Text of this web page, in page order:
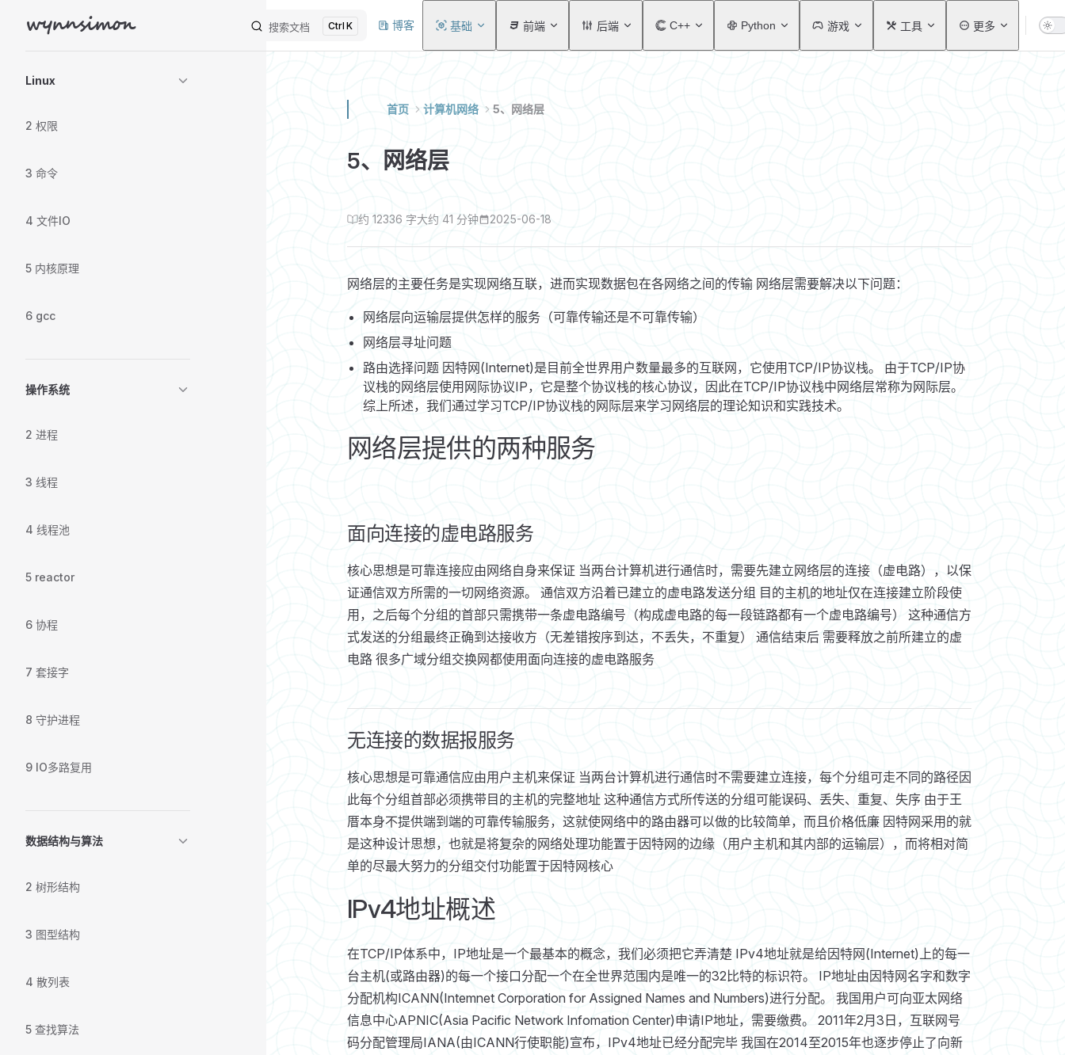
Skip to content
wynnsimon 搜索文档 K 博客 基础 前端 后端 C++ Python 游戏 工具 更多
Linux
2 权限
3 命令
4 文件IO
5 内核原理
6 gcc
操作系统
2 进程
3 线程
4 线程池
5 reactor
6 协程
7 套接字
8 守护进程
9 IO多路复用
数据结构与算法
2 树形结构
3 图型结构
4 散列表
5 查找算法
首页 计算机网络 5、网络层
5、网络层
约 12336 字大约 41 分钟 2025-06-18
网络层的主要任务是实现网络互联，进而实现数据包在各网络之间的传输 网络层需要解决以下问题：
网络层向运输层提供怎样的服务（可靠传输还是不可靠传输）
网络层寻址问题
路由选择问题 因特网(Internet)是目前全世界用户数量最多的互联网，它使用TCP/IP协议栈。 由于TCP/IP协
议栈的网络层使用网际协议IP，它是整个协议栈的核心协议，因此在TCP/IP协议栈中网络层常称为网际层。
综上所述，我们通过学习TCP/IP协议栈的网际层来学习网络层的理论知识和实践技术。
网络层提供的两种服务
面向连接的虚电路服务
核心思想是可靠连接应由网络自身来保证 当两台计算机进行通信时，需要先建立网络层的连接（虚电路），以保
证通信双方所需的一切网络资源。 通信双方沿着已建立的虚电路发送分组 目的主机的地址仅在连接建立阶段使
用，之后每个分组的首部只需携带一条虚电路编号（构成虚电路的每一段链路都有一个虚电路编号） 这种通信方
式发送的分组最终正确到达接收方（无差错按序到达，不丢失，不重复） 通信结束后 需要释放之前所建立的虚
电路 很多广域分组交换网都使用面向连接的虚电路服务
无连接的数据报服务
核心思想是可靠通信应由用户主机来保证 当两台计算机进行通信时不需要建立连接，每个分组可走不同的路径因
此每个分组首部必须携带目的主机的完整地址 这种通信方式所传送的分组可能误码、丢失、重复、失序 由于王
厝本身不提供端到端的可靠传输服务，这就使网络中的路由器可以做的比较简单，而且价格低廉 因特网采用的就
是这种设计思想，也就是将复杂的网络处理功能置于因特网的边缘（用户主机和其内部的运输层），而将相对简
单的尽最大努力的分组交付功能置于因特网核心
IPv4地址概述
在TCP/IP体系中，IP地址是一个最基本的概念，我们必须把它弄清楚 IPv4地址就是给因特网(Internet)上的每一
台主机(或路由器)的每一个接口分配一个在全世界范围内是唯一的32比特的标识符。 IP地址由因特网名字和数字
分配机构ICANN(Intemnet Corporation for Assigned Names and Numbers)进行分配。 我国用户可向亚太网络
信息中心APNIC(Asia Pacific Network Infomation Center)申请IP地址，需要缴费。 2011年2月3日，互联网号
码分配管理局IANA(由ICANN行使职能)宣布，IPv4地址已经分配完毕 我国在2014至2015年也逐步停止了向新